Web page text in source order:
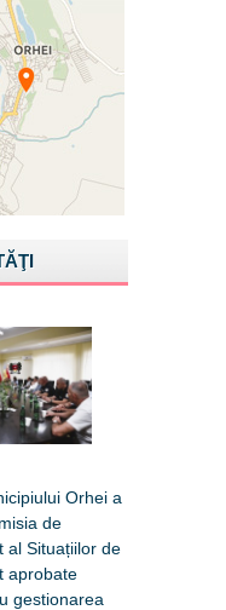
Orhei a
de
al Situațiilor de
aprobate
gestionarea